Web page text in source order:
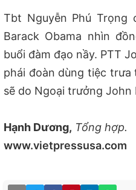
Tbt Nguyễn Phú Trọng
Barack Obama nhìn
buổi đàm đạo nầy. PTT
phái đoàn dùng tiệc trưa
sẽ do Ngoại trưởng John
Hạnh Dương, Tổng hợp.
www.vietpressusa.com